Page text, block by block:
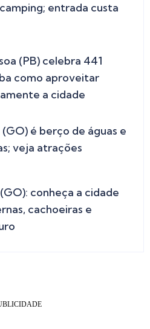
entrada custa
(PB) celebra 441
como aproveitar
a cidade
é berço de águas e
veja atrações
conheça a cidade
cachoeiras e